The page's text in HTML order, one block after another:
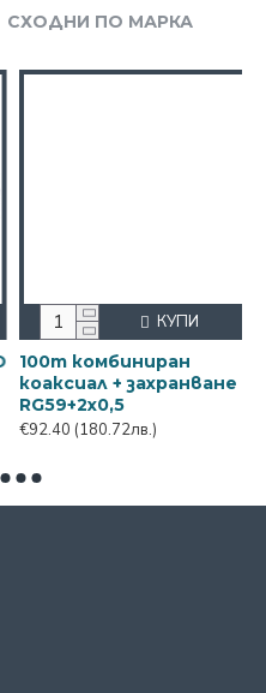
СХОДНИ ПО МАРКА
100m комбиниран
коаксиал + захранване
RG59+2x0,5
€92.40(180.72лв.)
КУПИ